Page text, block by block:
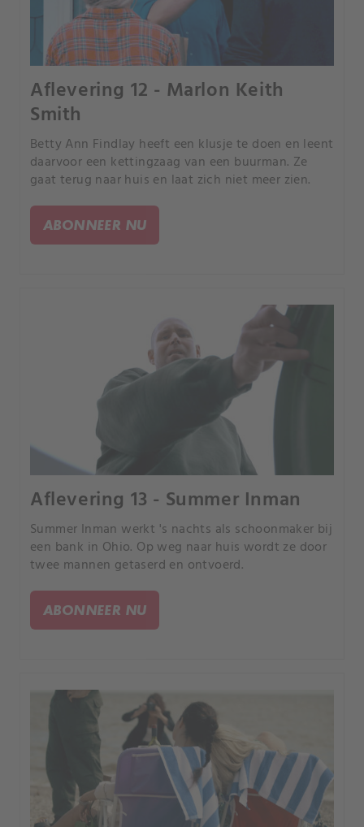
Aflevering 12 - Marlon Keith
Smith
Betty Ann Findlay heeft een klusje te doen en leent
daarvoor een kettingzaag van een buurman. Ze
gaat terug naar huis en laat zich niet meer zien.
ABONNEER NU
Aflevering 13 - Summer Inman
Summer Inman werkt 's nachts als schoonmaker bij
een bank in Ohio. Op weg naar huis wordt ze door
twee mannen getaserd en ontvoerd.
ABONNEER NU